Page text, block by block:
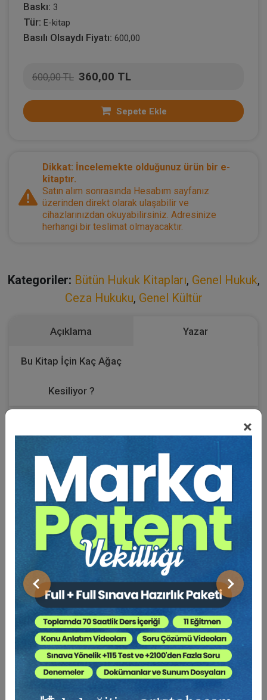
×
Önceki Sonraki
Baskı: 3
Tür: E-kitap
Basılı Olsaydı Fiyatı: 600,00
600,00 TL 360,00 TL
Sepete Ekle
Dikkat: İncelemekte olduğunuz ürün bir e-
kitaptır.
Satın alım sonrasında Hesabım sayfanız
üzerinden direkt olarak ulaşabilir ve
cihazlarınızdan okuyabilirsiniz. Adresinize
herhangi bir teslimat olmayacaktır.
Kategoriler: Bütün Hukuk Kitapları, Genel Hukuk,
Ceza Hukuku, Genel Kültür
Açıklama Yazar
Bu Kitap İçin Kaç Ağaç
Kesiliyor ?
Elinizdeki kitap “ Bir Cezacıyla Geçmişten Günümüze “
Bu kitapta da, öncekilerde olduğu gibi, basında yayınlanmış
yazılarımdan, bilimsel toplantılarda sunduğum bildirilerden,
verdiğim konferanslardan bir demeti sizlere sunmaktayım.
Burada ilk sırayı, geçmişte olduğu gibi, Cumhuriyet
almaktadır. Bunu O’nunla aramızdaki 55 yıllık geçmişe
bağlayabilirsiniz. Bir su gibi akıp giden yıllara dayanan bir
dostluk bu.
Kitaptaki yazılar geçmişi anımsamaya hizmet etmektedir. Bu
anımsama, hangi konuda ne kadar yol aldığımızın da bir
göstergesini oluşturmaktadır.
Bu kez, önceki kitapları okumuş olanların dikkatini çekecek
bir farklılık var. Bu tamamen biçimsel bir fark. Yazıları
konuları bakımından bölümlere ayırdım. Bu ayırımlar kendi
içinde bir bütünlük de sağlayabilecektir.
Bölümler dört tane. Hukuk yazıları, konferanslar-bildiriler,